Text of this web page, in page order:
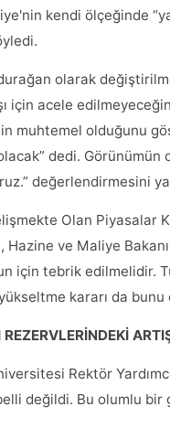
kendi ölçeğinde
olarak
için acele
muhtemel olduğunu
dedi.
değerlendirmesini
Olan Piyasalar
Hazine ve Maliye
için tebrik edilmelidir.
kararı da bunu
Rektör
değildi. Bu olumlu bir